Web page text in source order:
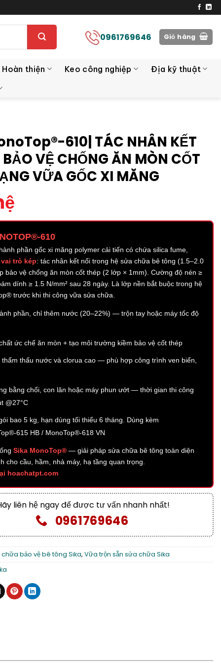
0961769646 Giỏ hàng
thiện Keo công nghiệp Địa kỹ thuật
610| TÁC NHÂN KẾT
VỆ CHỐNG ĂN MÒN CỐT
VỮA GỐC XI MĂNG
610
phần gốc xi măng polymer cải tiến có chứa silica fume,
trò kép: tác nhân kết nối trong hệ sửa chữa bê tông (1.5–2.0
bảo vệ chống ăn mòn cốt thép (2 lớp × 1mm). Cường độ nén ≥
dính ≥ 1.5 N/mm² sau 28 ngày. Là lớp nền bắt buộc trong hệ
trước khi thi công vữa sửa chữa.
phần, chỉ thêm nước (20–22%) — trộn tay hoặc máy tốc độ
ức chế ăn mòn + tạo môi trường kiềm bảo vệ cốt thép
thẩm thấu nước và clorua cao — phù hợp công trình ven biển,
bằng chổi, con lăn hoặc máy phun ướt — thời gian thi công
@27°C
bao 5 kg, hạn dùng tối thiểu 6 tháng. Dùng kèm
615 HB / MonoTop®-618 VN
Sika MonoTop® — giải pháp sửa chữa bê tông toàn diện
cho cầu, hầm, nhà máy, hạ tầng quan trọng.
hoachatpt.com
liên hệ ngay để được tư vấn nhanh nhất!
0961769646
chữa bảo vệ bê tông Sika, Vữa trộn sẵn sửa chữa Sika